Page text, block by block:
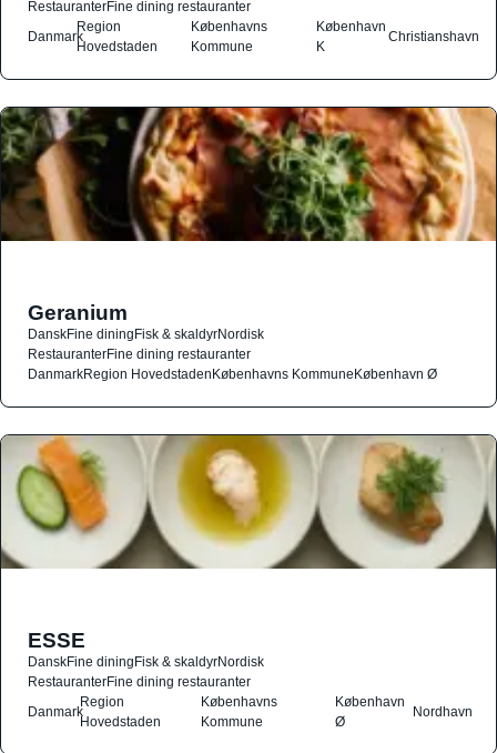
RestauranterFine dining restauranter
Danmark
Region
Hovedstaden
Københavns
Kommune
København
K
Christianshavn
Geranium
DanskFine diningFisk & skaldyrNordisk
RestauranterFine dining restauranter
DanmarkRegion HovedstadenKøbenhavns KommuneKøbenhavn Ø
ESSE
DanskFine diningFisk & skaldyrNordisk
RestauranterFine dining restauranter
Danmark
Region
Hovedstaden
Københavns
Kommune
København
Ø
Nordhavn